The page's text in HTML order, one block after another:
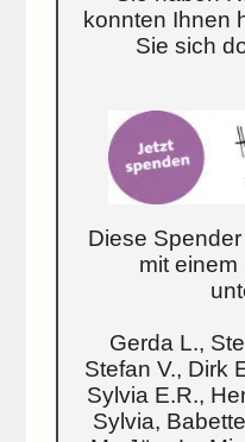
konnten Ihnen
Sie sich
Diese
mit
Gerda L.,
Stefan V., Dirk
Sylvia E.R.,
Sylvia,